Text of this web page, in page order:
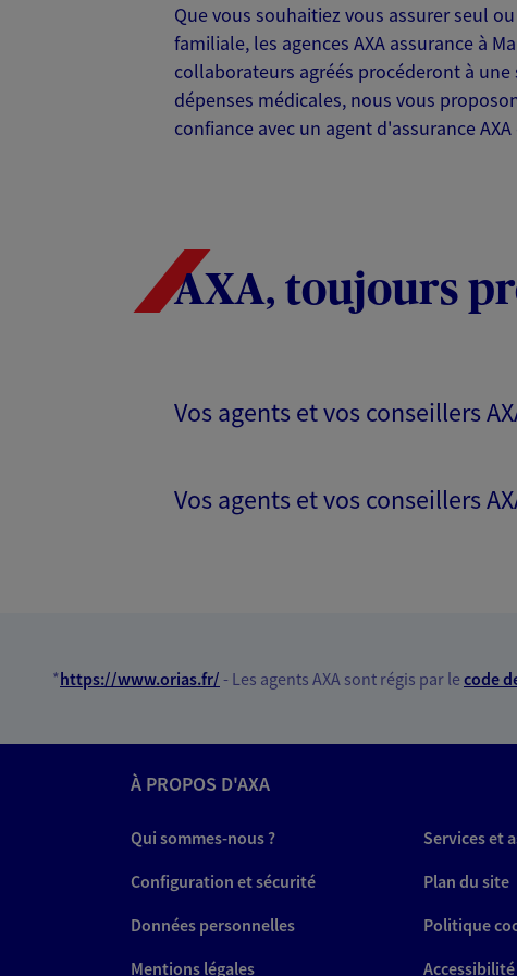
VOIR NOTRE SITE
N° Orias * (orias.fr) : 25004040
Julien Mina
Fermé
Ouvre à 09:00
VOIR NOTRE SITE
Ouvre à 09:00
N° Orias * (orias.fr) : 22003969
Emmanuel Hazan
Agent Général d'assurance
Que vous souhaitiez vous assurer seul
familiale, les agences AXA assurance à
collaborateurs agréés procéderont à
dépenses médicales, nous vous
confiance avec un agent d'assurance
AXA, toujours
Vos agents et vos conseillers
Vos agents et vos conseillers
*https://www.orias.fr/ - Les agents AXA sont régis par lecode
À PROPOS D'AXA
Qui sommes-nous ?
Services et
Configuration et sécurité
Plan du site
Données personnelles
Politique
Mentions légales